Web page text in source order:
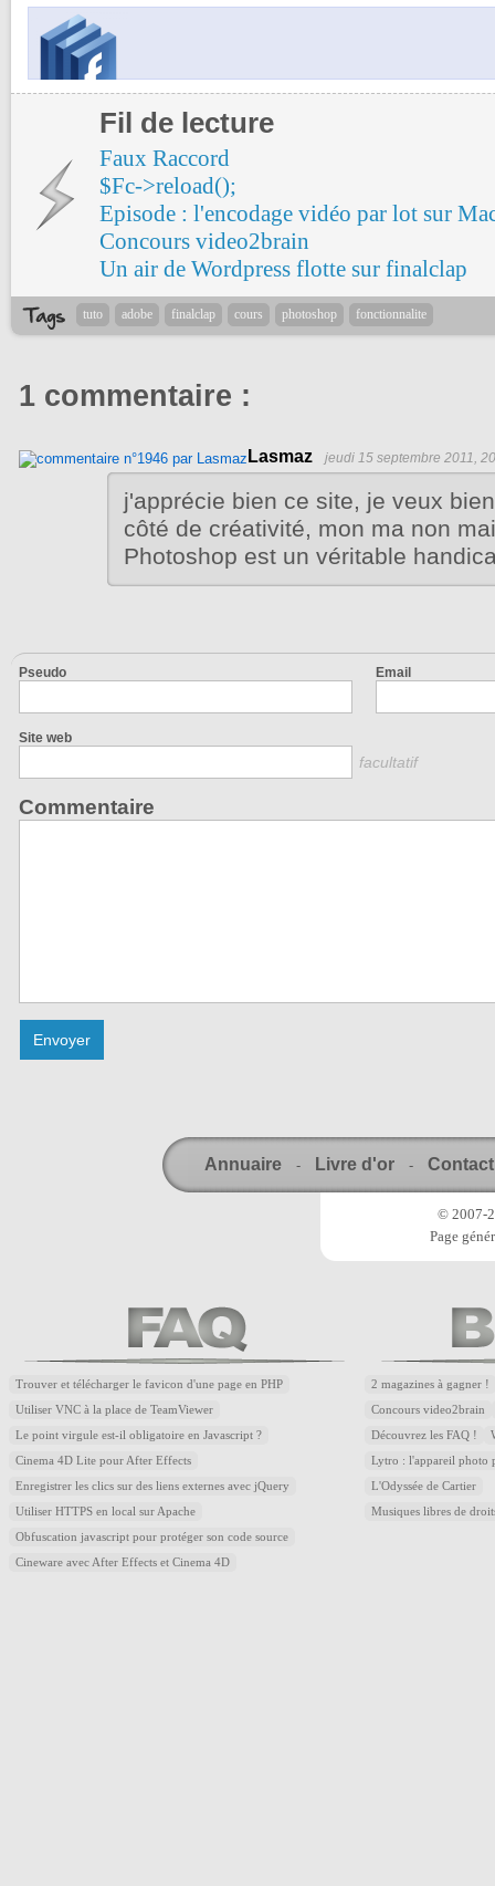
Fil de lecture
Faux Raccord
$Fc->reload();
Episode : l'encodage vidéo par lot sur
Concours video2brain
Un air de Wordpress flotte sur finalclap
tuto adobe finalclap cours photoshop fonctionnalite
1 commentaire :
Lasmaz jeudi 15 septembre 2011,
j'apprécie bien ce site, je veux
côté de créativité, mon ma non
Photoshop est un véritable
Pseudo Email
Site web
facultatif
Commentaire
Annuaire - Livre d'or - Contact
© 2007-
Page
Trouver et télécharger le favicon d'une page en PHP
Utiliser VNC à la place de TeamViewer
Le point virgule est-il obligatoire en Javascript ?
Cinema 4D Lite pour After Effects
Enregistrer les clics sur des liens externes avec jQuery
Utiliser HTTPS en local sur Apache
Obfuscation javascript pour protéger son code source
Cineware avec After Effects et Cinema 4D
2 magazines à gagner !
Concours video2brain
Découvrez les FAQ !
Lytro : l'appareil photo
L'Odyssée de Cartier
Musiques libres de